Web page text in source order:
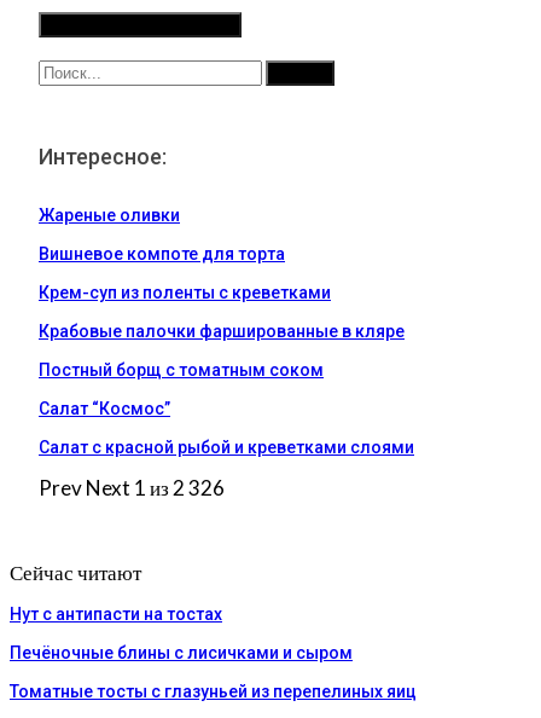
Интересное:
Жареные оливки
Вишневое компоте для торта
Крем-суп из поленты с креветками
Крабовые палочки фаршированные в кляре
Постный борщ с томатным соком
Салат “Космос”
Салат с красной рыбой и креветками слоями
PrevNext 1 из 2 326
Сейчас читают
Нут с антипасти на тостах
Печёночные блины с лисичками и сыром
Томатные тосты с глазуньей из перепелиных яиц